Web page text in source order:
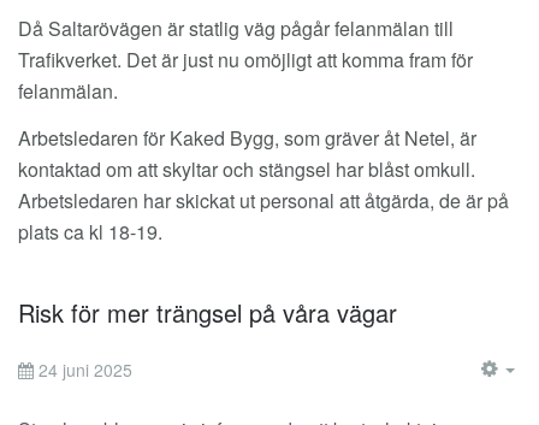
Då Saltarövägen är statlig väg pågår felanmälan till
Trafikverket. Det är just nu omöjligt att komma fram för
felanmälan.
Arbetsledaren för Kaked Bygg, som gräver åt Netel, är
kontaktad om att skyltar och stängsel har blåst omkull.
Arbetsledaren har skickat ut personal att åtgärda, de är på
plats ca kl 18-19.
Risk för mer trängsel på våra vägar
24 juni 2025